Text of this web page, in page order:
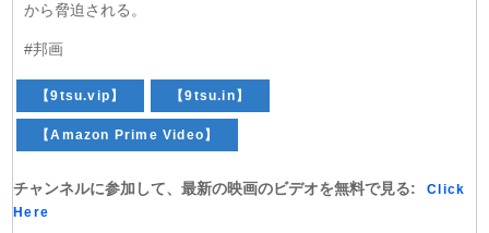
から脅迫される。
#邦画
【9tsu.vip】 【9tsu.in】
【Amazon Prime Video】
チャンネルに参加して、最新の映画のビデオを無料で見る:
Click
Here